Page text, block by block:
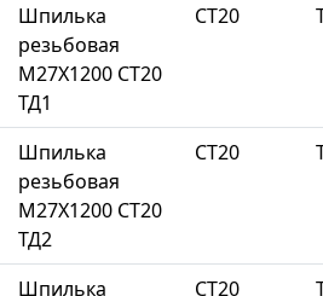
Шпилька
резьбовая
М27Х1200 СТ20
ТД1
СТ20
Шпилька
резьбовая
М27Х1200 СТ20
ТД2
СТ20
Шпилька
СТ20